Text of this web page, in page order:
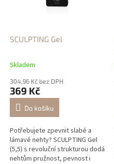
SCULPTING Gel
Skladem
304,96 Kč bez DPH
369 Kč
Do košíku
Potřebujete zpevnit slabé a
lámavé nehty? SCULPTING Gel
(5,5) s revoluční strukturou dodá
nehtům pružnost, pevnost i